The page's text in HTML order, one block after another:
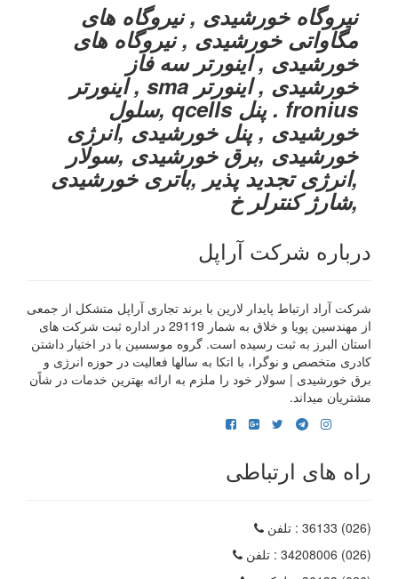
نیروگاه خورشیدی , نیروگاه های
مگاواتی خورشیدی , نیروگاه های
خورشیدی , اینورتر سه فاز
خورشیدی , اینورتر sma , اینورتر
fronius . پنل qcells ,سلول
خورشیدی , پنل خورشیدی ,انرژی
خورشیدی ,برق خورشیدی ,سولار
,انرژی تجدید پذیر ,باتری خورشیدی
,شارژ کنترلر خ
درباره شرکت آراپل
شرکت آراد ارتباط پایدار لارین با برند تجاری آراپل متشکل از جمعی
از مهندسین پویا و خلاق به شمار 29119 در اداره ثبت شرکت های
استان البرز به ثبت رسیده است. گروه موسسین با در اختیار داشتن
کادری متخصص و نوگرا، با اتکا به سالها فعالیت در حوزه انرژی و
برق خورشیدی | سولار خود را ملزم به ارائه بهترین خدمات در شاًن
مشتریان میداند.
راه های ارتباطی
(026) 36133
: تلفن
(026) 34208006
: تلفن